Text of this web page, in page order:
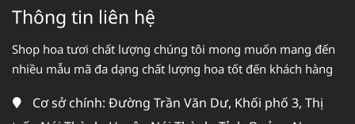
Thông tin liên hệ
Shop hoa tươi chất lượng chúng tôi mong muốn mang đến
nhiều mẫu mã đa dạng chất lượng hoa tốt đến khách hàng
Cơ sở chính: Đường Trần Văn Dư, Khối phố 3, Thị